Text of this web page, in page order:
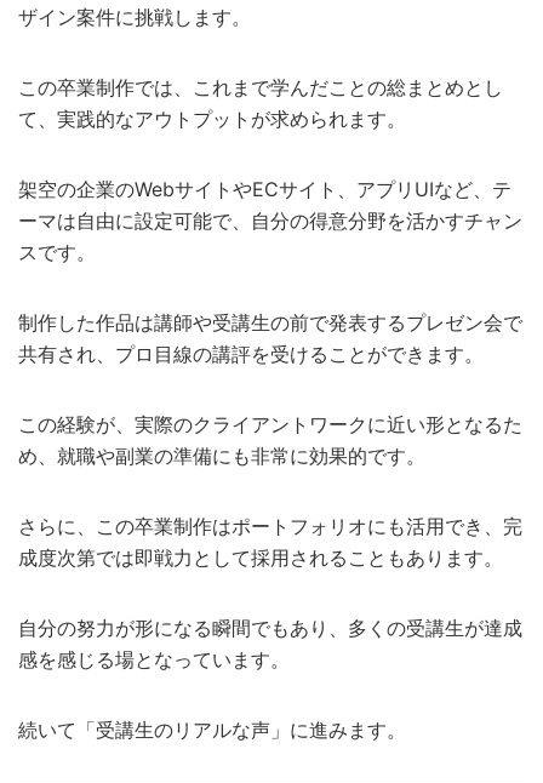
ザイン案件に挑戦します。
この卒業制作では、これまで学んだことの総まとめとし
て、実践的なアウトプットが求められます。
架空の企業のWebサイトやECサイト、アプリUIなど、テ
ーマは自由に設定可能で、自分の得意分野を活かすチャン
スです。
制作した作品は講師や受講生の前で発表するプレゼン会で
共有され、プロ目線の講評を受けることができます。
この経験が、実際のクライアントワークに近い形となるた
め、就職や副業の準備にも非常に効果的です。
さらに、この卒業制作はポートフォリオにも活用でき、完
成度次第では即戦力として採用されることもあります。
自分の努力が形になる瞬間でもあり、多くの受講生が達成
感を感じる場となっています。
続いて「受講生のリアルな声」に進みます。